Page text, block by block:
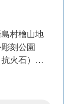
村檜山地
刻公園
火石）」
、猿、カ